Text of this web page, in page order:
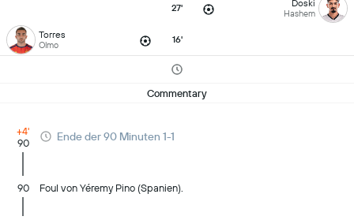
27' Doski
Hashem
Torres
Olmo 16'
Commentary
+4'
90
Ende der 90 Minuten 1-1
90 Foul von Yéremy Pino (Spanien).